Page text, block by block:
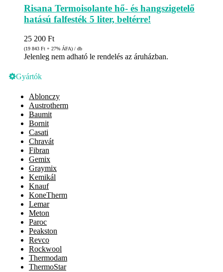
Risana Termoisolante hő- és hangszigetelő
hatású falfesték 5 liter, beltérre!
25 200 Ft
(19 843 Ft + 27% ÁFA) / db
Jelenleg nem adható le rendelés az áruházban.
Gyártók
Ablonczy
Austrotherm
Baumit
Bornit
Casati
Chravát
Fibran
Gemix
Graymix
Kemikál
Knauf
KoneTherm
Lemar
Meton
Paroc
Peakston
Revco
Rockwool
Thermodam
ThermoStar